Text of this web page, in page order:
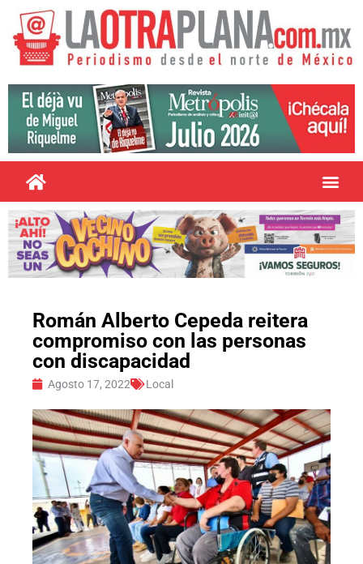
Román Alberto Cepeda reitera
compromiso con las personas
con discapacidad
Agosto 17, 2022 Local